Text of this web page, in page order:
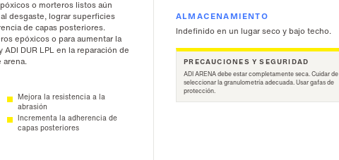
o morteros listos aún
desgaste, lograr superficies
de capas posteriores.
epóxicos o para aumentar la
DUR LPL en la reparación de
arena.
Mejora la resistencia a la
abrasión
Incrementa la adherencia de
capas posteriores
ALMACENAMIENTO
Indefinido en un lugar seco y bajo techo.
PRECAUCIONES Y SEGURIDAD
ADI ARENA debe estar completamente seca. Cuidar de
seleccionar la granulometría adecuada. Usar gafas de
protección.